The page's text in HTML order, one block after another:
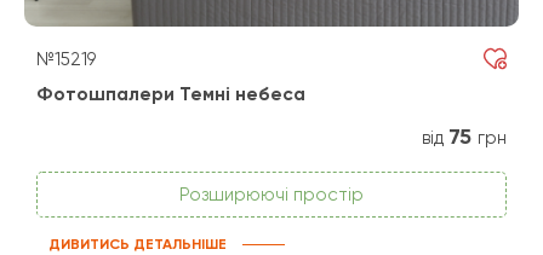
№15219
Фотошпалери Темні небеса
від 75 грн
Розширюючі простір
ДИВИТИСЬ ДЕТАЛЬНІШЕ